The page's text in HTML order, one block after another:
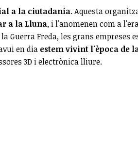
a la ciutadania. Aquesta
a la Lluna, i l'anomenen com a
la Guerra Freda, les grans
en dia estem vivint l'època de
3D i electrònica lliure.